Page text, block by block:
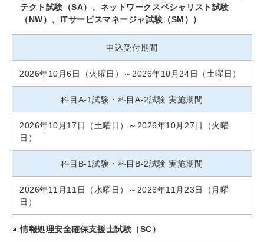
テクト試験（SA）、ネットワークスペシャリスト試験
（NW）、ITサービスマネージャ試験（SM））
申込受付期間
2026年10月6日（火曜日）～2026年10月24日（土曜日）
科目A-1試験・科目A-2試験 実施期間
2026年10月17日（土曜日）～2026年10月27日（火曜
日）
科目B-1試験・科目B-2試験 実施期間
2026年11月11日（水曜日）～2026年11月23日（月曜
日）
情報処理安全確保支援士試験（SC）